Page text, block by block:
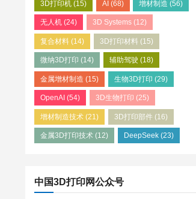
3D打印机 (15) AI(68) 增材制造 (56)
无人机 (24) 3D Systems(12)
复合材料 (14) 3D打印材料 (15)
微纳3D打印 (14) 辅助驾驶 (18)
金属增材制造 (15) 生物3D打印 (29)
OpenAI (54) 3D生物打印 (25)
增材制造技术 (21) 3D打印部件(16)
金属3D打印技术 (12) DeepSeek(23)
中国3D打印网公众号